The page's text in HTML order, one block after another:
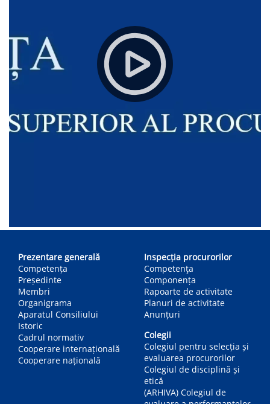
navigation
Prezentare generală
Competența
Președinte
Membri
Organigrama
Aparatul Consiliului
Istoric
Cadrul normativ
Cooperare internațională
Cooperare națională
Inspecția procurorilor
Competenţa
Componența
Rapoarte de activitate
Planuri de activitate
Anunțuri
Colegii
Colegiul pentru selecția și
evaluarea procurorilor
Colegiul de disciplină și
etică
(ARHIVA) Colegiul de